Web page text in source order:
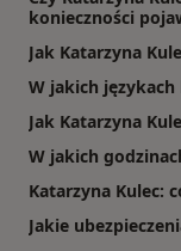
konieczności
Jak Katarzyna
W jakich
Jak Katarzyna
W jakich
Katarzyna Kulec:
Jakie